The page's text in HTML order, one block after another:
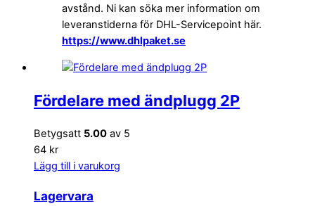
avstånd. Ni kan söka mer information om
leveranstiderna för DHL-Servicepoint här.
https://www.dhlpaket.se
Fördelare med ändplugg 2P
Betygsatt 5.00 av 5
64 kr
Lägg till i varukorg
Lagervara